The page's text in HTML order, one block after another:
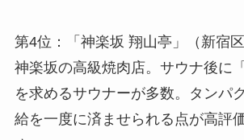
第4位：「神楽坂 翔山亭」（新宿区
神楽坂の高級焼肉店。サウナ後に
を求めるサウナーが多数。タンパ
給を一度に済ませられる点が高評